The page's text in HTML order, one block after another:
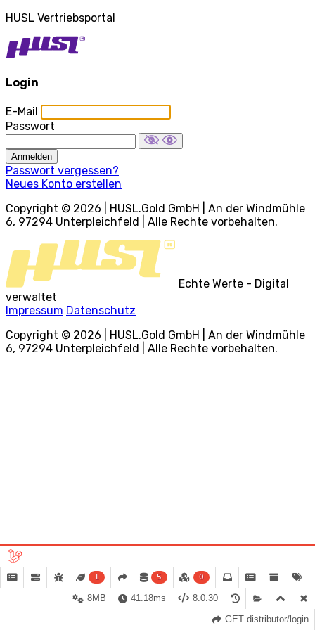
HUSL Vertriebsportal
Login
E-Mail
Passwort
Anmelden
Passwort vergessen?
Neues Konto erstellen
Copyright © 2026 | HUSL.Gold GmbH | An der Windmühle
6, 97294 Unterpleichfeld | Alle Rechte vorbehalten.
Echte Werte - Digital
verwaltet
Impressum Datenschutz
Copyright © 2026 | HUSL.Gold GmbH | An der Windmühle
6, 97294 Unterpleichfeld | Alle Rechte vorbehalten.
1 5 0
8.0.30
41.18ms
8MB
GET distributor/login